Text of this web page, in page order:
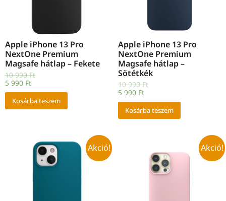
Apple iPhone 13 Pro
NextOne Premium
Magsafe hátlap – Fekete
10 990Ft
5 990 Ft
Kosárba teszem
Apple iPhone 13 Pro
NextOne Premium
Magsafe hátlap –
Sötétkék
10 990Ft
5 990 Ft
Kosárba teszem
Akció! Akció!